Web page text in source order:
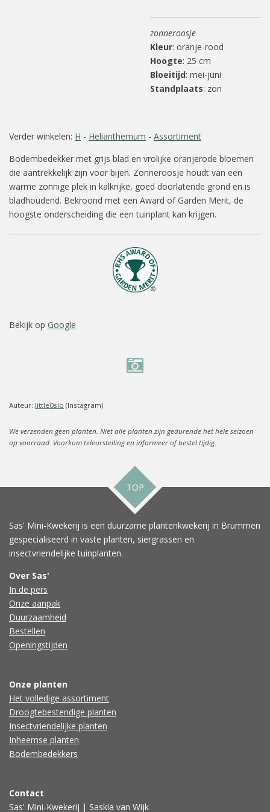
zonneroosje
Kleur: oranje-rood
Hoogte: 25 cm
Bloeitijd: mei-juni
Standplaats: zon
Verder winkelen: H - Helianthemum - Assortiment
Bodembedekker met grijs blad en vrolijke oranjerode bloemen
die aantrekkelijk zijn voor bijen. Zonneroosje houdt van een
warme zonnige plek in kalkrijke, goed doorlatende grond en is
bladhoudend. Bekroond met een Award of Garden Merit, de
hoogste onderscheiding die een tuinplant kan krijgen.
Bekijk op Google
Auteur: little0slo (Instagram)
We verzenden geen planten. Niet alle planten zijn gedurende het hele seizoen
op voorraad. Voorkom teleurstelling en informeer of bestel tijdig.
TOP
Sas' Mini-Kwekerij is een duurzame plantenkwekerij in Brummen
gespecialiseerd in vaste planten, siergrassen en
insectvriendelijke tuinplanten.
Over Sas'
In de pers
Onze aanpak
Duurzaamheid
Bestellen
Openingstijden
Onze planten
Het volledige assortiment
Droogtebestendige planten
Insectvriendelijke planten
Inheemse planten
Bodembedekkers
Contact
Sas' Mini-Kwekerij | Saskia van Wijk